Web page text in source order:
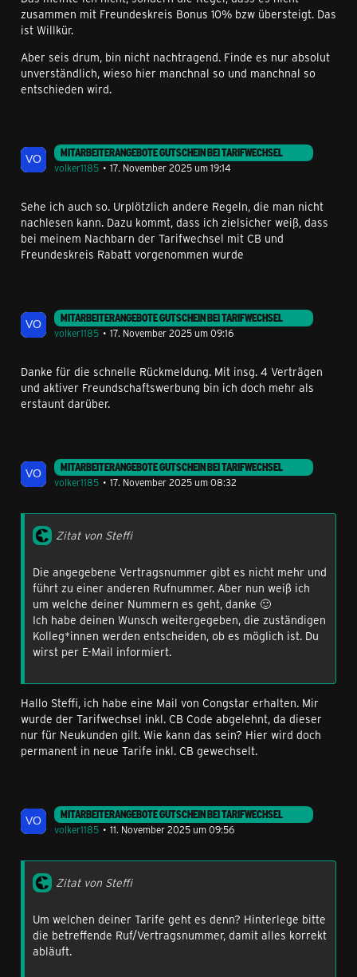
Die Mitnahme des CB-Rabatts bei einem Tarifwechsel
erfolgt rein auf Kulanz (hat der Support hier schon
CB ist ein Marketinginstrument für Neuabschlüsse um
Neukunden zu gewinnen. Früher sind die Rabatte auch
regelmäßig nach einer zeitlichen Befristung
verlängern. Und das ist der Punkt - Kulanz.
Es bliebe der Weg, dass man sein Glück über die
zusammen mit Freundeskreis Bonus 10% bzw übersteigt. Das
ist Willkür.
Aber seis drum, bin nicht nachtragend. Finde es nur absolut
unverständlich, wieso hier manchnal so und manchnal so
entschieden wird.
MITARBEITERANGEBOTE GUTSCHEIN BEI TARIFWECHSEL
volker1185
17. November 2025 um 19:14
Sehe ich auch so. Urplötzlich andere Regeln, die man nicht
nachlesen kann. Dazu kommt, dass ich zielsicher weiß, dass
bei meinem Nachbarn der Tarifwechsel mit CB und
Freundeskreis Rabatt vorgenommen wurde
MITARBEITERANGEBOTE GUTSCHEIN BEI TARIFWECHSEL
volker1185
17. November 2025 um 09:16
Danke für die schnelle Rückmeldung. Mit insg. 4 Verträgen
und aktiver Freundschaftswerbung bin ich doch mehr als
erstaunt darüber.
MITARBEITERANGEBOTE GUTSCHEIN BEI TARIFWECHSEL
volker1185
17. November 2025 um 08:32
Zitat von Steffi
Die angegebene Vertragsnummer gibt es nicht mehr und
führt zu einer anderen Rufnummer. Aber nun weiß ich
um welche deiner Nummern es geht, danke 🙂
Ich habe deinen Wunsch weitergegeben, die zuständigen
Kolleg*innen werden entscheiden, ob es möglich ist. Du
wirst per E-Mail informiert.
Hallo Steffi, ich habe eine Mail von Congstar erhalten. Mir
wurde der Tarifwechsel inkl. CB Code abgelehnt, da dieser
nur für Neukunden gilt. Wie kann das sein? Hier wird doch
permanent in neue Tarife inkl. CB gewechselt.
MITARBEITERANGEBOTE GUTSCHEIN BEI TARIFWECHSEL
volker1185
11. November 2025 um 09:56
Zitat von Steffi
Um welchen deiner Tarife geht es denn? Hinterlege bitte
die betreffende Ruf/Vertragsnummer, damit alles korrekt
abläuft.